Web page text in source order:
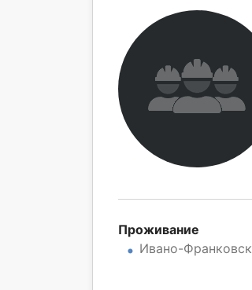
Проживание
Ивано-Франковск